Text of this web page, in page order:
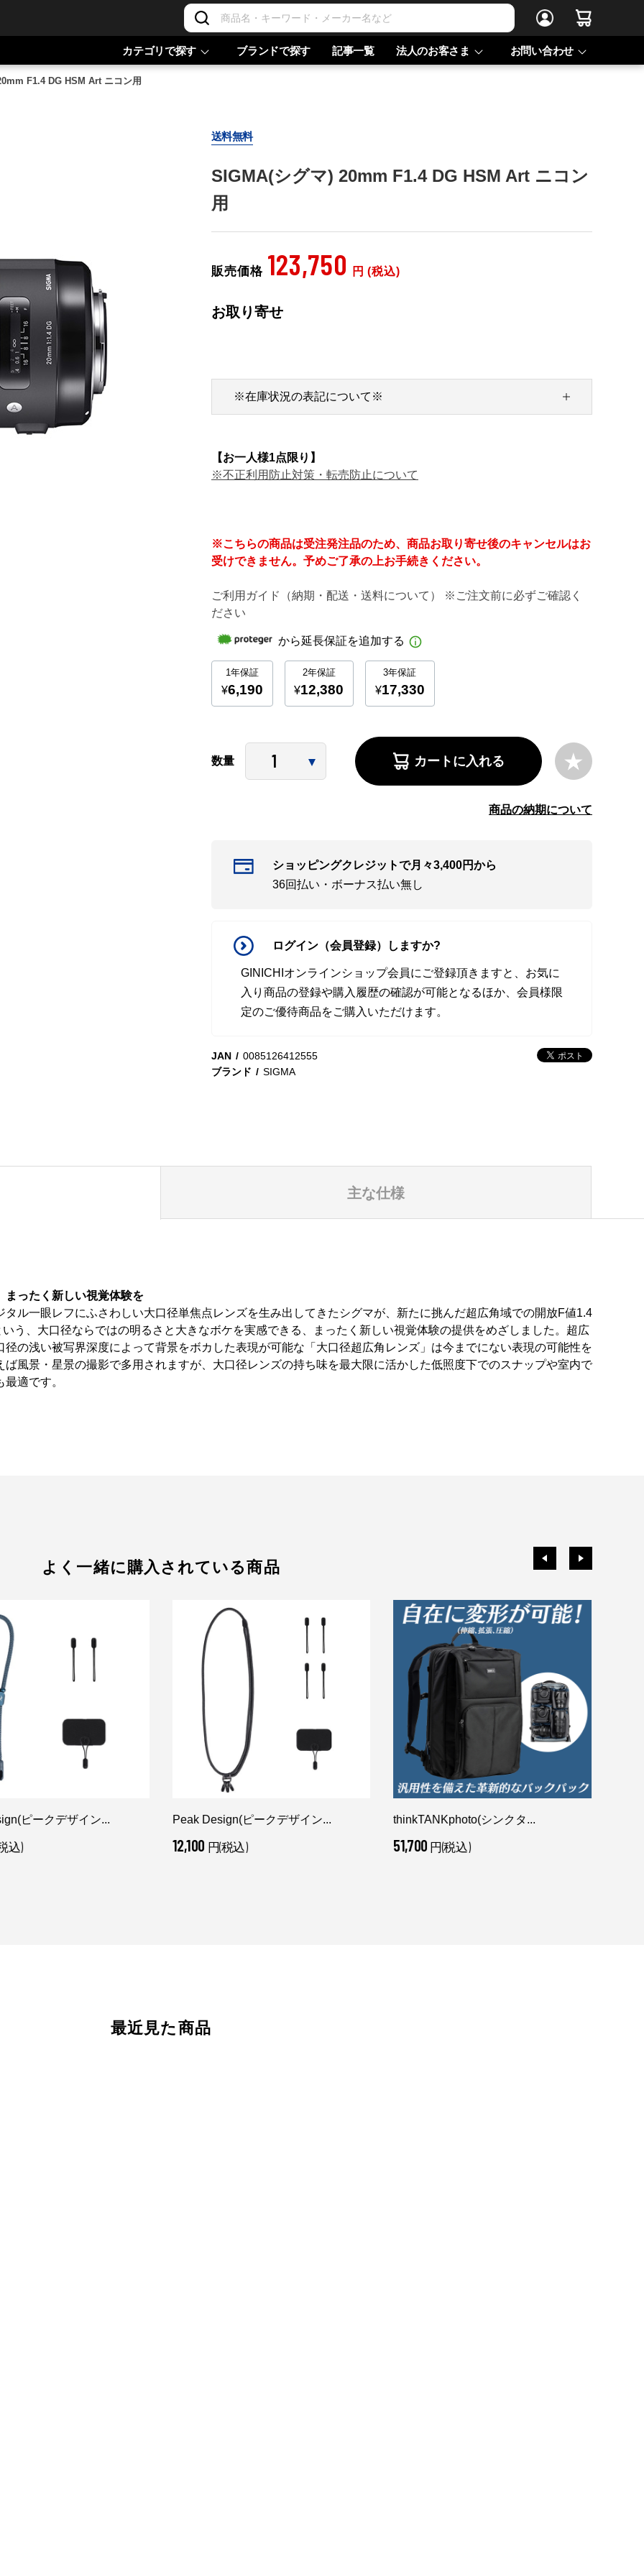
カテゴリで探す ブランドで探す 記事一覧 法人のお客さま お問い合わせ
F1.4 DG HSM Art ニコン用
送料無料
SIGMA(シグマ) 20mm F1.4 DG HSM Art ニコン
用
販売価格 123,750 円 (税込)
お取り寄せ
ご利用ガイド（納期・配送・送料について） ※ご注文前に必ずご確認く
ださい
※在庫状況の表記について※
【お一人様1点限り】
※不正利用防止対策・転売防止について
※こちらの商品は受注発注品のため、商品お取り寄せ後のキャンセルはお
受けできません。予めご了承の上お手続きください。
数量 カートに入れる
商品の納期について
ショッピングクレジットで月々3,400円から
36回払い・ボーナス払い無し
ログイン（会員登録）しますか?
GINICHIオンラインショップ会員にご登録頂きますと、お気に
入り商品の登録や購入履歴の確認が可能となるほか、会員様限
定のご優待商品をご購入いただけます。
JAN
0085126412555
ブランド
SIGMA
主な仕様
まったく新しい視覚体験を
ル一眼レフにふさわしい大口径単焦点レンズを生み出してきたシグマが、新たに挑んだ超広角域での開放F値1.4
う、大口径ならではの明るさと大きなボケを実感できる、まったく新しい視覚体験の提供をめざしました。超広
の浅い被写界深度によって背景をボカした表現が可能な「大口径超広角レンズ」は今までにない表現の可能性を
風景・星景の撮影で多用されますが、大口径レンズの持ち味を最大限に活かした低照度下でのスナップや室内で
適です。
よく一緒に購入されている商品
ピークデザイン...
込)
Peak Design(ピークデザイン...
12,100 円(税込)
thinkTANKphoto(シンクタ...
51,700 円(税込)
最近見た商品